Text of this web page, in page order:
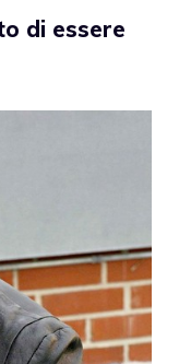
di essere